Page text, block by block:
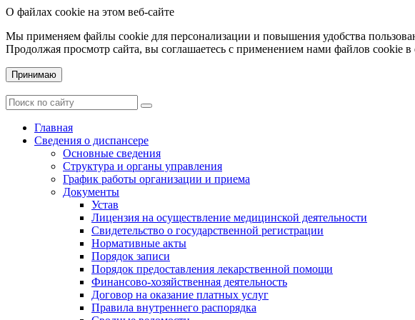
О файлах cookie на этом веб-сайте
Мы применяем файлы cookie для персонализации и повышения удобства
Продолжая просмотр сайта, вы соглашаетесь с применением нами файлов cookie в
Принимаю
Главная
Сведения о диспансере
Основные сведения
Структура и органы управления
График работы организации и приема
Документы
Устав
Лицензия на осуществление медицинской деятельности
Свидетельство о государственной регистрации
Нормативные акты
Порядок записи
Порядок предоставления лекарственной помощи
Финансово-хозяйственная деятельность
Договор на оказание платных услуг
Правила внутреннего распорядка